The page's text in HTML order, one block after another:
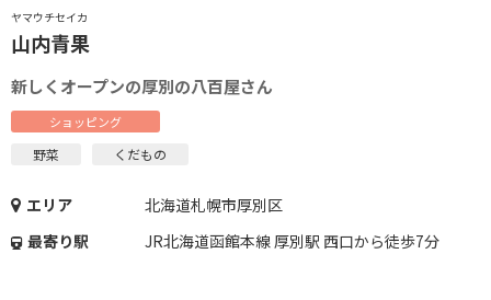
ヤマウチセイカ
山内青果
新しくオープンの厚別の八百屋さん
ショッピング
野菜 くだもの
エリア
北海道札幌市厚別区
最寄り駅
JR北海道函館本線 厚別駅 西口から徒歩7分